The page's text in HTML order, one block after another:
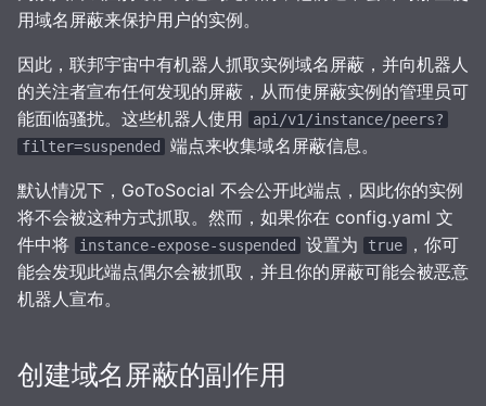
用域名屏蔽来保护用户的实例。
因此，联邦宇宙中有机器人抓取实例域名屏蔽，并向机器人
的关注者宣布任何发现的屏蔽，从而使屏蔽实例的管理员可
能面临骚扰。这些机器人使用
api/v1/instance/peers?
filter=suspended
端点来收集域名屏蔽信息。
默认情况下，GoToSocial 不会公开此端点，因此你的实例
将不会被这种方式抓取。然而，如果你在 config.yaml 文
件中将
instance-expose-suspended 设置为 true
，你可
能会发现此端点偶尔会被抓取，并且你的屏蔽可能会被恶意
机器人宣布。
创建域名屏蔽的副作用